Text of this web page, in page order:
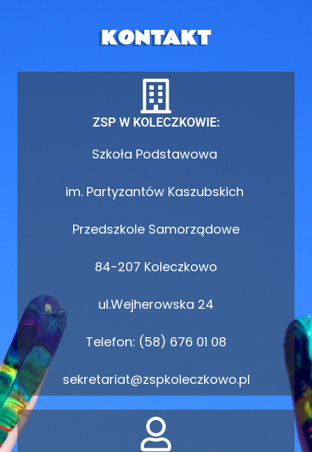
KONTAKT
ZSP W KOLECZKOWIE:
Szkoła Podstawowa
im. Partyzantów Kaszubskich
Przedszkole Samorządowe
84-207 Koleczkowo
ul.Wejherowska 24
Telefon: (58) 676 01 08
sekretariat@zspkoleczkowo.pl